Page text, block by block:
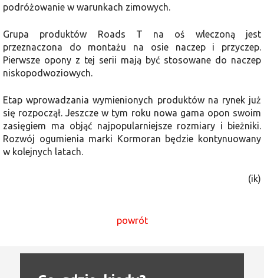
podróżowanie w warunkach zimowych.
Grupa produktów Roads T na oś wleczoną jest
przeznaczona do montażu na osie naczep i przyczep.
Pierwsze opony z tej serii mają być stosowane do naczep
niskopodwoziowych.
Etap wprowadzania wymienionych produktów na rynek już
się rozpoczął. Jeszcze w tym roku nowa gama opon swoim
zasięgiem ma objąć najpopularniejsze rozmiary i bieżniki.
Rozwój ogumienia marki Kormoran będzie kontynuowany
w kolejnych latach.
(ik)
powrót